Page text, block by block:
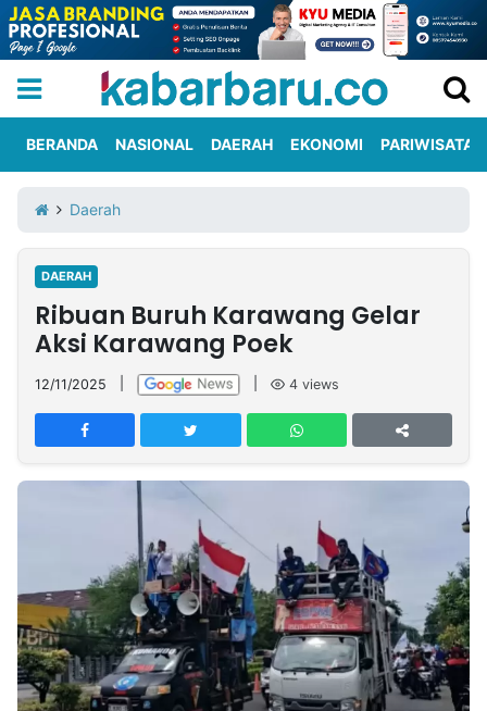
Iklan
Berita
Kami
Nasional
International
Olahraga
Entertainment
Daerah
Pariwisata
Kuliner
Kolom
Network
PT
TREETAN
MULTIMEDIA
Partner
Insight
NTB
Suara
Time
Lens
IDN
Daily
Jogja
Jalan
Rakyat
Idealita
News
Kita
Notice
Dinamikapost.com
Radar
Baru
Seedbacklink
BERANDA NASIONAL DAERAH EKONOMI PARIWISATA
Daerah
DAERAH
Ribuan Buruh Karawang Gelar
Aksi Karawang Poek
12/11/2025 4 views